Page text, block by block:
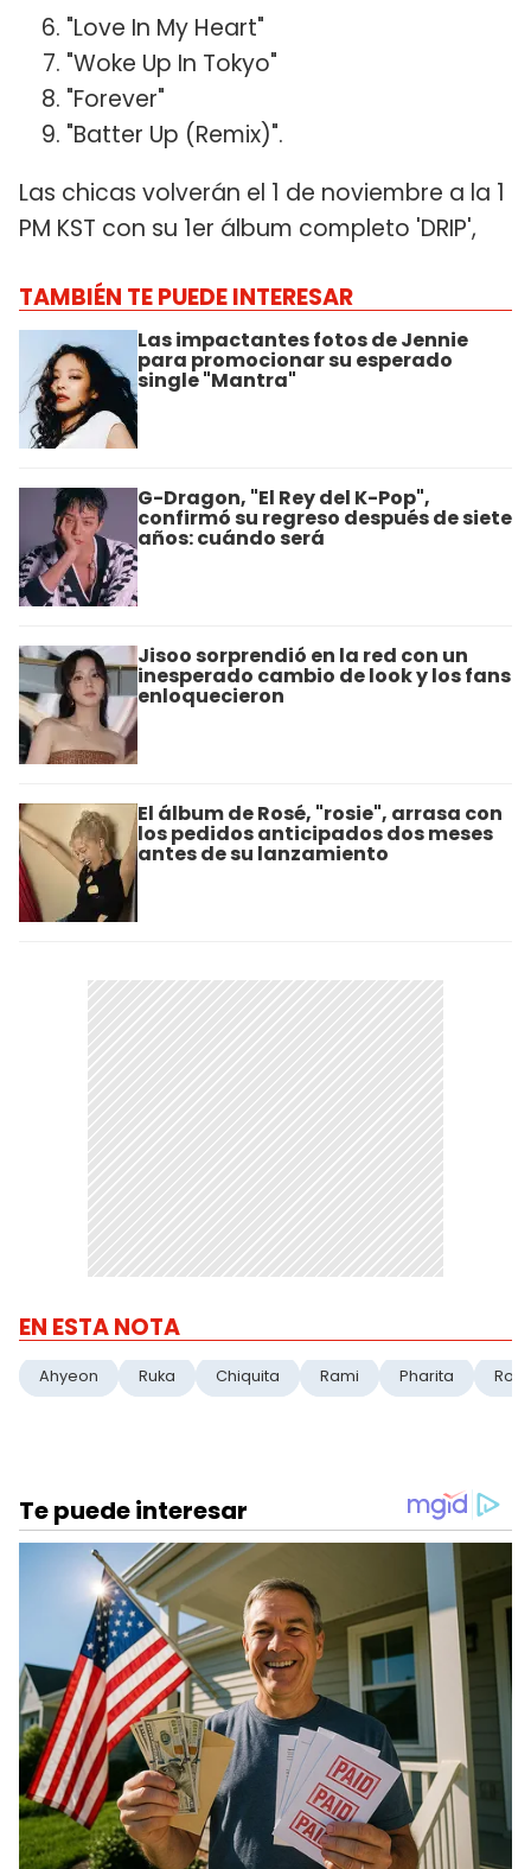
"Love In My Heart"
"Woke Up In Tokyo"
"Forever"
"Batter Up (Remix)".
Las chicas volverán el 1 de noviembre a la 1
PM KST con su 1er álbum completo 'DRIP',
TAMBIÉN TE PUEDE INTERESAR
Las impactantes fotos de Jennie
para promocionar su esperado
single "Mantra"
G-Dragon, "El Rey del K-Pop",
confirmó su regreso después de siete
años: cuándo será
Jisoo sorprendió en la red con un
inesperado cambio de look y los fans
enloquecieron
El álbum de Rosé, "rosie", arrasa con
los pedidos anticipados dos meses
antes de su lanzamiento
EN ESTA NOTA
Ahyeon Ruka Chiquita Rami Pharita Rora